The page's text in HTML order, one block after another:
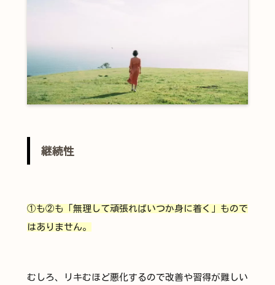
継続性
①も②も「無理して頑張ればいつか身に着く」もので
はありません。
むしろ、リキむほど悪化するので改善や習得が難しい